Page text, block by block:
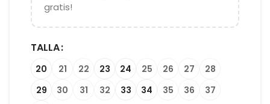
gratis!
TALLA
20 21 22 23 24 25 26 27
28
29
30 31 32 33 34 35 36
37